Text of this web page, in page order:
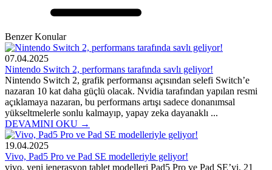
Benzer Konular
07.04.2025
Nintendo Switch 2, performans tarafında savlı geliyor!
Nintendo Switch 2, grafik performansı açısından selefi Switch’e
nazaran 10 kat daha güçlü olacak. Nvidia tarafından yapılan resmi
açıklamaya nazaran, bu performans artışı sadece donanımsal
yükseltmelerle sonlu kalmayıp, yapay zeka dayanaklı ...
DEVAMINI OKU →
19.04.2025
Vivo, Pad5 Pro ve Pad SE modelleriyle geliyor!
vivo, yeni jenerasyon tablet modelleri Pad5 Pro ve Pad SE’yi, 21